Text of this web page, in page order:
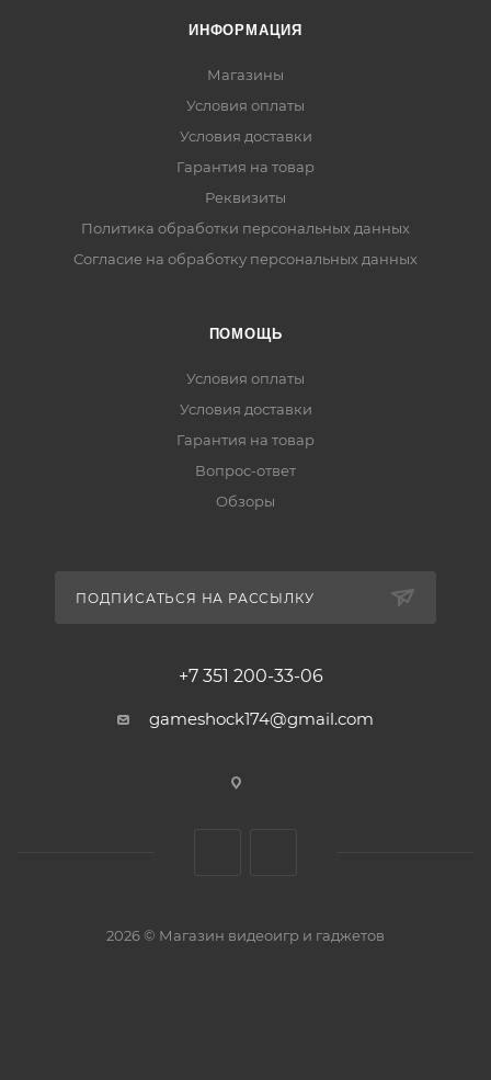
ИНФОРМАЦИЯ
Магазины
Условия оплаты
Условия доставки
Гарантия на товар
Реквизиты
Политика обработки персональных данных
Согласие на обработку персональных данных
ПОМОЩЬ
Условия оплаты
Условия доставки
Гарантия на товар
Вопрос-ответ
Обзоры
ПОДПИСАТЬСЯ НА РАССЫЛКУ
+7 351 200-33-06
gameshock174@gmail.com
2026 © Магазин видеоигр и гаджетов